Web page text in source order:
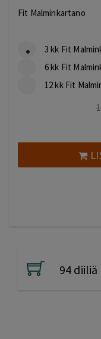
Fit Malminkartano
3 kk Fit
6 kk Fit
12 kk Fit
94 diiliä